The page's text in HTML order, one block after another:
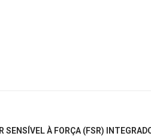
SENSÍVEL À FORÇA (FSR)